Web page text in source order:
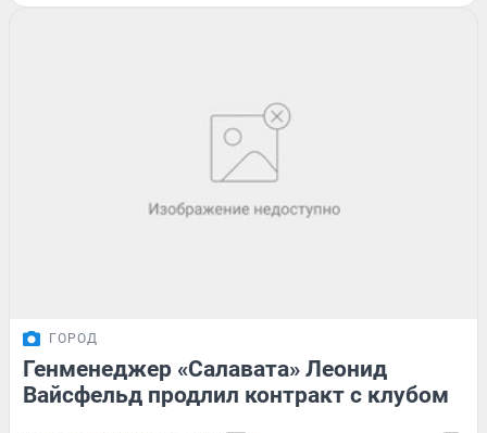
ГОРОД
Генменеджер «Салавата» Леонид
Вайсфельд продлил контракт с клубом